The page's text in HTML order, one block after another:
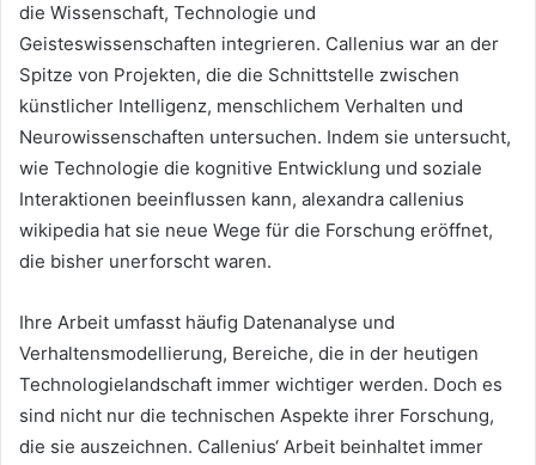
die Wissenschaft, Technologie und
Geisteswissenschaften integrieren. Callenius war an der
Spitze von Projekten, die die Schnittstelle zwischen
künstlicher Intelligenz, menschlichem Verhalten und
Neurowissenschaften untersuchen. Indem sie untersucht,
wie Technologie die kognitive Entwicklung und soziale
Interaktionen beeinflussen kann, alexandra callenius
wikipedia hat sie neue Wege für die Forschung eröffnet,
die bisher unerforscht waren.
Ihre Arbeit umfasst häufig Datenanalyse und
Verhaltensmodellierung, Bereiche, die in der heutigen
Technologielandschaft immer wichtiger werden. Doch es
sind nicht nur die technischen Aspekte ihrer Forschung,
die sie auszeichnen. Callenius‘ Arbeit beinhaltet immer